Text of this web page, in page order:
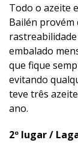
Todo o azeite
Bailén
embalado
que fique
evitando
teve três
ano.
2º lugar /